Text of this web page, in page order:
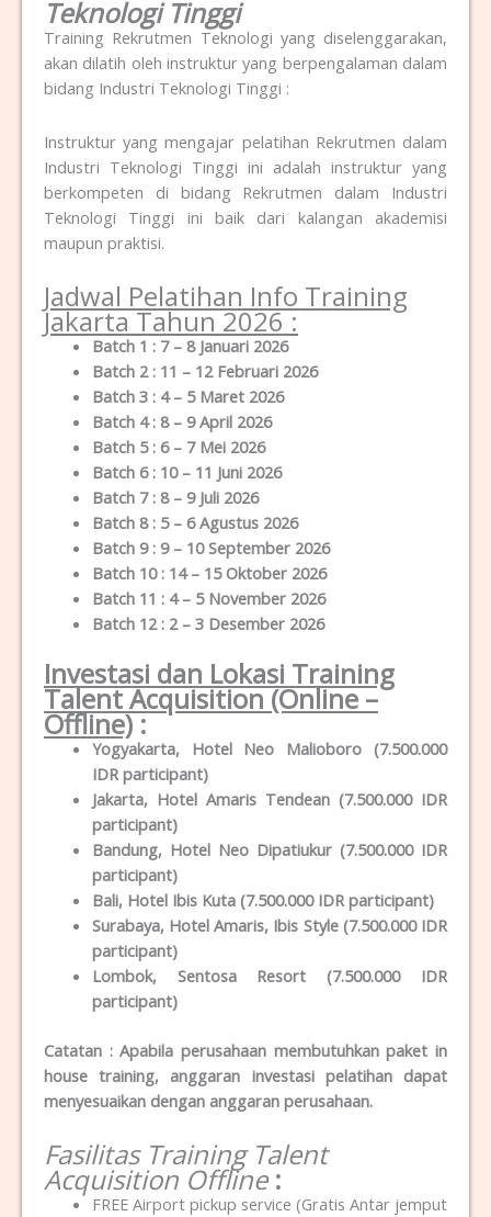
Teknologi Tinggi
Training Rekrutmen Teknologi yang diselenggarakan,
akan dilatih oleh instruktur yang berpengalaman dalam
bidang Industri Teknologi Tinggi :
Instruktur yang mengajar pelatihan Rekrutmen dalam
Industri Teknologi Tinggi ini adalah instruktur yang
berkompeten di bidang Rekrutmen dalam Industri
Teknologi Tinggi ini baik dari kalangan akademisi
maupun praktisi.
Jadwal Pelatihan Info Training
Jakarta Tahun 2026 :
Batch 1 : 7 – 8 Januari 2026
Batch 2 : 11 – 12 Februari 2026
Batch 3 : 4 – 5 Maret 2026
Batch 4 : 8 – 9 April 2026
Batch 5 : 6 – 7 Mei 2026
Batch 6 : 10 – 11 Juni 2026
Batch 7 : 8 – 9 Juli 2026
Batch 8 : 5 – 6 Agustus 2026
Batch 9 : 9 – 10 September 2026
Batch 10 : 14 – 15 Oktober 2026
Batch 11 : 4 – 5 November 2026
Batch 12 : 2 – 3 Desember 2026
Investasi dan Lokasi Training
Talent Acquisition (Online –
Offline):
Yogyakarta, Hotel Neo Malioboro (7.500.000
IDR participant)
Jakarta, Hotel Amaris Tendean (7.500.000 IDR
participant)
Bandung, Hotel Neo Dipatiukur (7.500.000 IDR
participant)
Bali, Hotel Ibis Kuta (7.500.000 IDR participant)
Surabaya, Hotel Amaris, Ibis Style (7.500.000 IDR
participant)
Lombok, Sentosa Resort (7.500.000 IDR
participant)
Catatan : Apabila perusahaan membutuhkan paket in
house training, anggaran investasi pelatihan dapat
menyesuaikan dengan anggaran perusahaan.
Fasilitas Training Talent
Acquisition Offline:
FREE Airport pickup service (Gratis Antar jemput